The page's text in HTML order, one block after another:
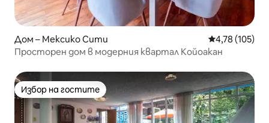
Дом – Мексико Сити Средна
4,78 (105)
Просторен дом в модерния квартал Койоакан
Избор на гостите
Избор на гостите